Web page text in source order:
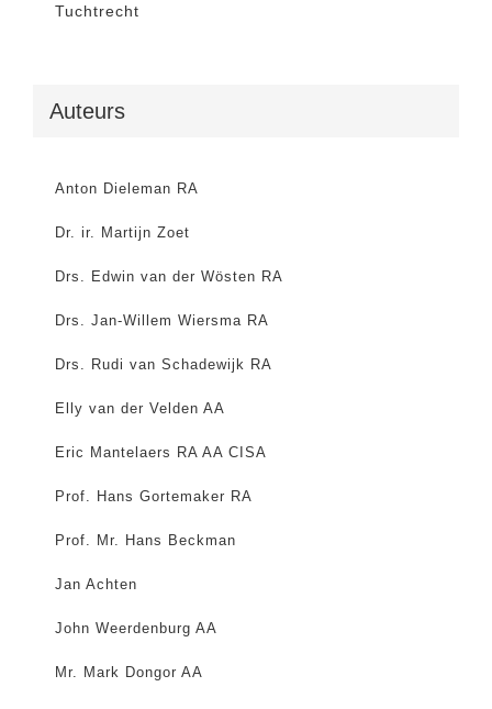
Tuchtrecht
Auteurs
Anton Dieleman RA
Dr. ir. Martijn Zoet
Drs. Edwin van der Wösten RA
Drs. Jan-Willem Wiersma RA
Drs. Rudi van Schadewijk RA
Elly van der Velden AA
Eric Mantelaers RA AA CISA
Prof. Hans Gortemaker RA
Prof. Mr. Hans Beckman
Jan Achten
John Weerdenburg AA
Mr. Mark Dongor AA